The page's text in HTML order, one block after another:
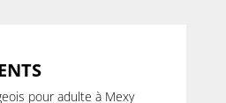
pour adulte à Mexy